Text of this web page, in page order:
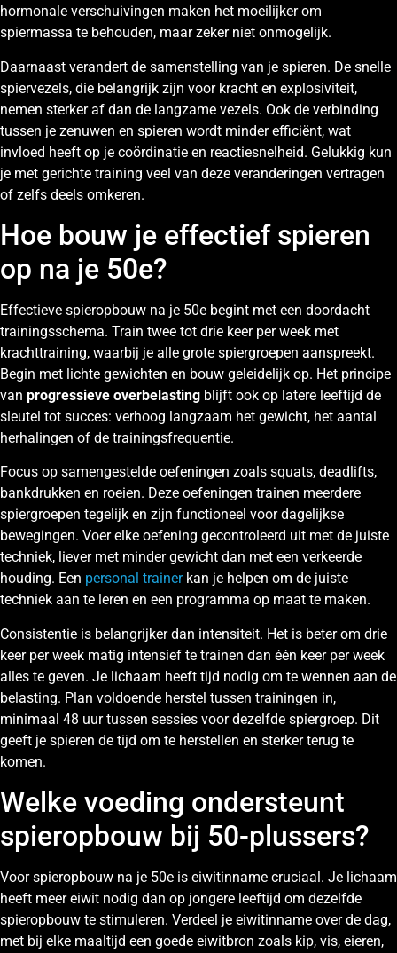
hormonale verschuivingen maken het moeilijker om
spiermassa te behouden, maar zeker niet onmogelijk.
Daarnaast verandert de samenstelling van je spieren. De snelle
spiervezels, die belangrijk zijn voor kracht en explosiviteit,
nemen sterker af dan de langzame vezels. Ook de verbinding
tussen je zenuwen en spieren wordt minder efficiënt, wat
invloed heeft op je coördinatie en reactiesnelheid. Gelukkig kun
je met gerichte training veel van deze veranderingen vertragen
of zelfs deels omkeren.
Hoe bouw je effectief spieren
op na je 50e?
Effectieve spieropbouw na je 50e begint met een doordacht
trainingsschema. Train twee tot drie keer per week met
krachttraining, waarbij je alle grote spiergroepen aanspreekt.
Begin met lichte gewichten en bouw geleidelijk op. Het principe
van progressieve overbelasting blijft ook op latere leeftijd de
sleutel tot succes: verhoog langzaam het gewicht, het aantal
herhalingen of de trainingsfrequentie.
Focus op samengestelde oefeningen zoals squats, deadlifts,
bankdrukken en roeien. Deze oefeningen trainen meerdere
spiergroepen tegelijk en zijn functioneel voor dagelijkse
bewegingen. Voer elke oefening gecontroleerd uit met de juiste
techniek, liever met minder gewicht dan met een verkeerde
houding. Een personal trainerkan je helpen om de juiste
techniek aan te leren en een programma op maat te maken.
Consistentie is belangrijker dan intensiteit. Het is beter om drie
keer per week matig intensief te trainen dan één keer per week
alles te geven. Je lichaam heeft tijd nodig om te wennen aan de
belasting. Plan voldoende herstel tussen trainingen in,
minimaal 48 uur tussen sessies voor dezelfde spiergroep. Dit
geeft je spieren de tijd om te herstellen en sterker terug te
komen.
Welke voeding ondersteunt
spieropbouw bij 50-plussers?
Voor spieropbouw na je 50e is eiwitinname cruciaal. Je lichaam
heeft meer eiwit nodig dan op jongere leeftijd om dezelfde
spieropbouw te stimuleren. Verdeel je eiwitinname over de dag,
met bij elke maaltijd een goede eiwitbron zoals kip, vis, eieren,